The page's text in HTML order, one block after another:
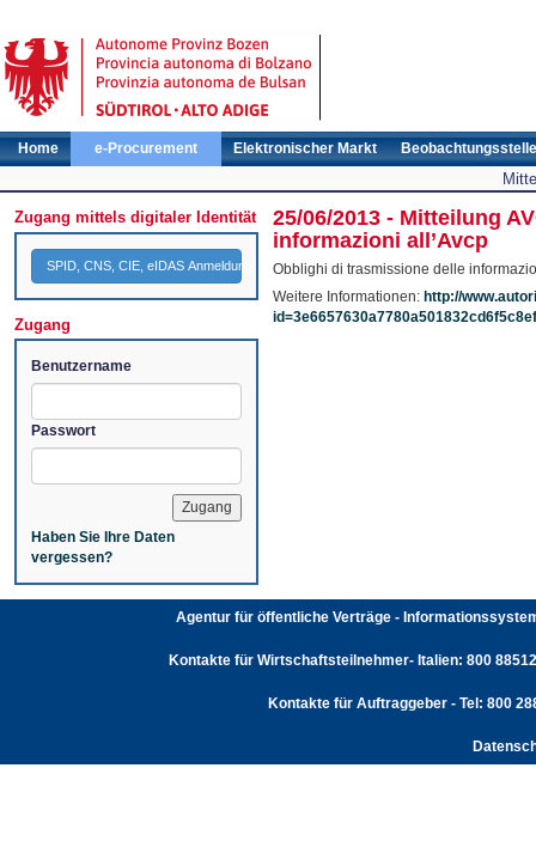
Home e-Procurement Elektronischer Markt Beobachtungsstelle
Zugang mittels digitaler Identität
SPID, CNS, CIE, eIDAS Anmeldung
Zugang
Benutzername
Passwort
Haben Sie Ihre Daten
vergessen?
25/06/2013 - Mitteilung
informazioni all’Avcp
Obblighi di trasmissione delle
Weitere Informationen: http://
Agentur für öffentliche Verträge -
Kontakte für Wirtschaftsteilnehmer- Italien: 800
Kontakte für Auftraggeber - Tel: 800